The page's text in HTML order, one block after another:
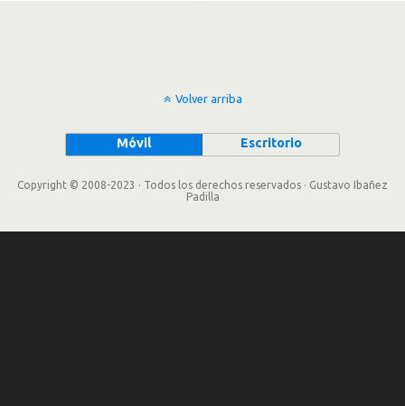
Volver arriba
Móvil Escritorio
Copyright © 2008-2023 · Todos los derechos reservados · Gustavo Ibañez
Padilla